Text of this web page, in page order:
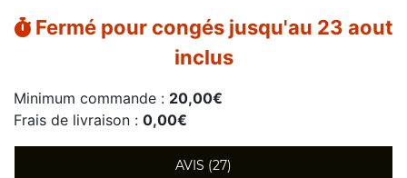
Fermé pour congés jusqu'au 23 aout
inclus
Minimum commande : 20,00€
Frais de livraison : 0,00€
AVIS (27)